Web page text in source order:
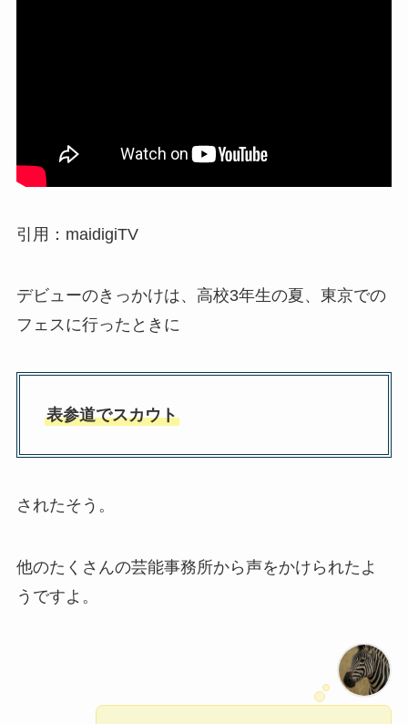
引用：maidigiTV
デビューのきっかけは、高校3年生の夏、東京での
フェスに行ったときに
表参道でスカウト
されたそう。
他のたくさんの芸能事務所から声をかけられたよ
うですよ。